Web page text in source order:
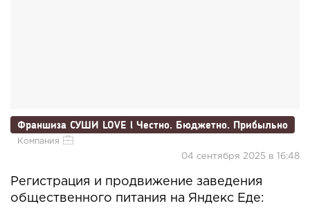
Франшиза СУШИ LOVE l Честно. Бюджетно. Прибыльно
Компания
04 сентября 2025 в 16:48
Регистрация и продвижение заведения
общественного питания на Яндекс Еде: